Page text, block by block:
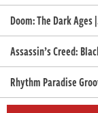
Doom: The Dark Ages
Assassin’s Creed:
Rhythm Paradise